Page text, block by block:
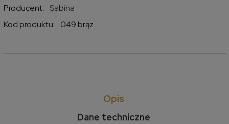
Producent:
Sabina
Kod produktu:
049 brąz
Opis
Dane techniczne